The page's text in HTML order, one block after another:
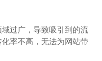
过广，导致吸引到的流
率不高，无法为网站带